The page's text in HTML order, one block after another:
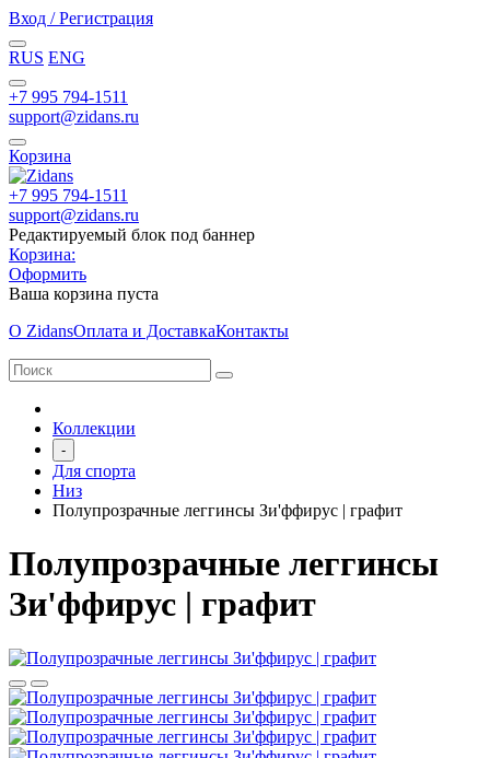
Вход / Регистрация
RUS ENG
+7 995 794-1511
support@zidans.ru
Корзина
+7 995 794-1511
support@zidans.ru
Редактируемый блок под баннер
Корзина:
Оформить
Ваша корзина пуста
О ZidansОплата и ДоставкаКонтакты
Коллекции
-
Для спорта
Низ
Полупрозрачные леггинсы Зи'ффирус | графит
Полупрозрачные леггинсы
Зи'ффирус | графит